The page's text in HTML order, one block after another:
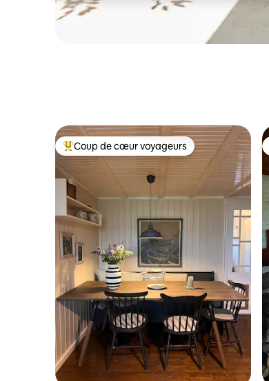
Coup de cœur voyageurs parmi les plus aimés
Coup de cœur voyageurs